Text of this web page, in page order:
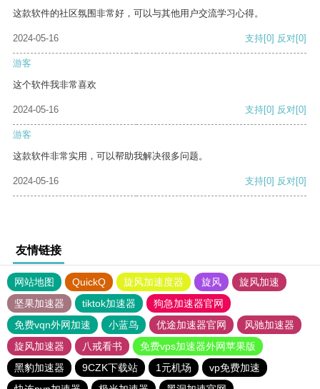
这款软件的社区氛围非常好，可以与其他用户交流学习心得。
2024-05-16 支持[0] 反对[0]
游客
这个软件我非常喜欢
2024-05-16 支持[0] 反对[0]
游客
这款软件非常实用，可以帮助我解决很多问题。
2024-05-16 支持[0] 反对[0]
友情链接
网站地图 QuickQ 旋风加速度器 旋风
旋风加速
坚果加速器
tiktok加速器
狗急加速器官网
免费vqn外网加速
小蓝鸟 优途加速器官网
风驰加速器
旋风加速器
八戒看书
免费vps加速器外网苹果版
黑豹加速器
9CZK下载站 1元机场
vp免费加速